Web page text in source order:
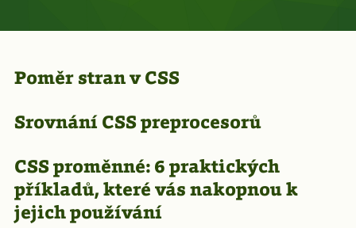
Poměr stran v CSS
Srovnání CSS preprocesorů
CSS proměnné: 6 praktických
příkladů, které vás nakopnou k
jejich používání